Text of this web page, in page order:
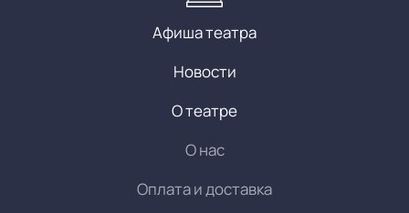
Афиша театра
Новости
О театре
О нас
Оплата и доставка